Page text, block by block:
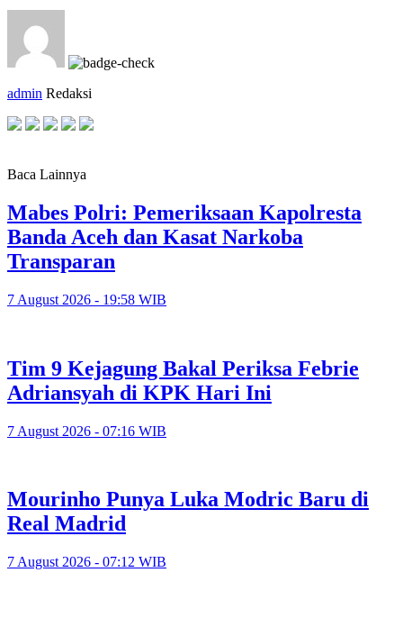
admin Redaksi
Baca Lainnya
Mabes Polri: Pemeriksaan Kapolresta
Banda Aceh dan Kasat Narkoba
Transparan
7 August 2026 - 19:58 WIB
Tim 9 Kejagung Bakal Periksa Febrie
Adriansyah di KPK Hari Ini
7 August 2026 - 07:16 WIB
Mourinho Punya Luka Modric Baru di
Real Madrid
7 August 2026 - 07:12 WIB